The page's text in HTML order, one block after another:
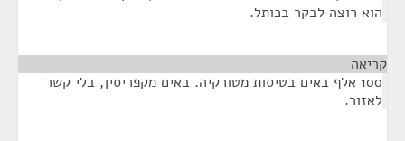
הוא רוצה לבקר בכותל.
קריאה
100 אלף באים בטיסות מטורקיה. באים מקפריסין, בלי קשר
לאזור.